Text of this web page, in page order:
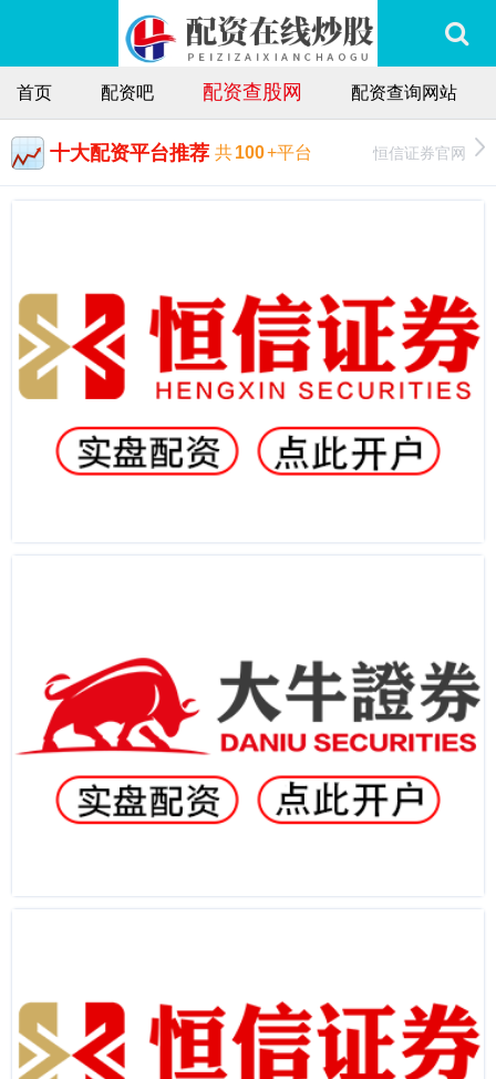
首页 配资吧 配资查股网 配资查询网站
十大配资平台推荐 共100+平台 恒信证券官网